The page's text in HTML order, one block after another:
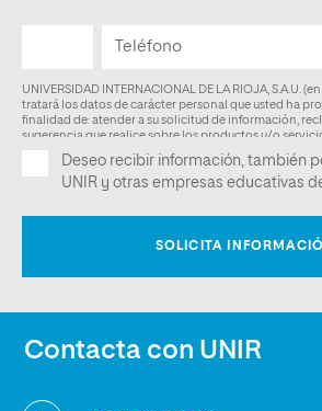
Contacta con UNIR